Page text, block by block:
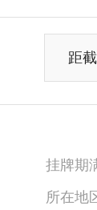
距
挂牌期
所在地